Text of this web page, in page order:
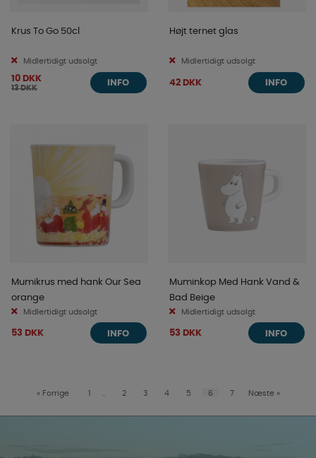
Krus To Go 50cl
Midlertidigt udsolgt
10 DKK
13 DKK
INFO
Højt ternet glas
Midlertidigt udsolgt
42 DKK INFO
Mumikrus med hank Our Sea
orange
Midlertidigt udsolgt
53 DKK INFO
Muminkop Med Hank Vand &
Bad Beige
Midlertidigt udsolgt
53 DKK INFO
« Forrige 1 2 3 4 5 6 7 Næste »